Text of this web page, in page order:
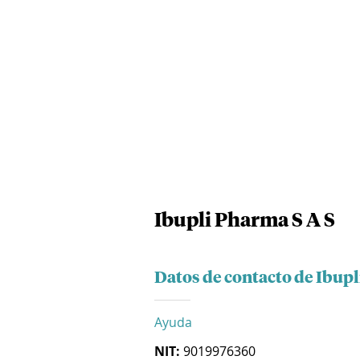
Ibupli Pharma S A S
Datos de contacto de
Ayuda
NIT: 9019976360